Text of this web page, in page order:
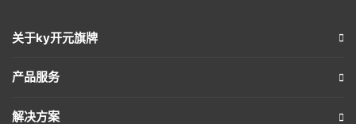
关于ky开元旗牌
产品服务
解决方案